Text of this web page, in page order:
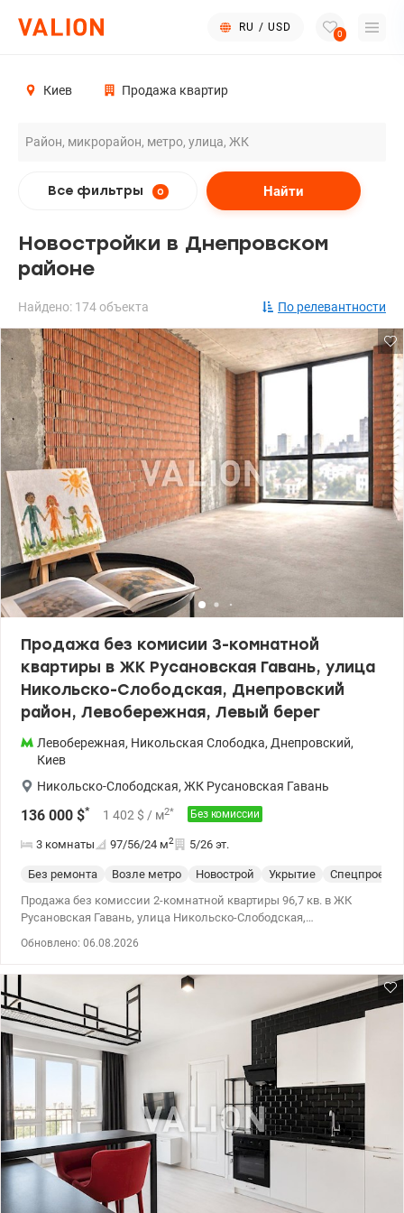
RU / USD
0
Киев Продажа квартир
Все фильтры 0 Найти
Новостройки в Днепровском
районе
Найдено: 174 объекта По релевантности
Продажа без комисии 3-комнатной
квартиры в ЖК Русановская Гавань, улица
Никольско-Слободская, Днепровский
район, Левобережная, Левый берег
Левобережная, Никольская Слободка, Днепровский,
Киев
Никольско-Слободская, ЖК Русановская Гавань
136 000 $* 1 402 $ / м2* Без комиссии
3 комнаты 97/56/24 м2 5/26 эт.
Без ремонта Возле метро Новострой Укрытие
Спецпроект
Продажа без комиссии 2-комнатной квартиры 96,7 кв. в ЖК
Русановская Гавань, улица Никольско-Слободская,
сентября – начало ремонтных работ). Квартира имеет
двухстороннюю планировку с правильной геометрией
пространства 96.7/55.6/24 м2. • кухня-гостиная, из которой
можно сделать дополнительную комнату • две отдельные
спальные комнаты • два санузла по обе стороны квартиры •
гардеробная и просторная прихожая Один из лучших домов
Ковальской: • стены из керамического кирпича, утепленный
фасад, полностью панорамные окна. • новые скоростные
лифты, генераторы – комфорт в любое время • прямой выход из
дома в 2-уровневый подземный паркинг • автономная система
отопления в комплексе ЖК КОМФОРТ+ класса на берегу Днепра
с открытой набережной и оборудованными зонами отдыха,
прогулок, спорта. Закрытая территория, уютные входные группы,
консьерж-сервис, видеонаблюдение и охрана 24/7. Подземные
Обновлено: 06.08.2026